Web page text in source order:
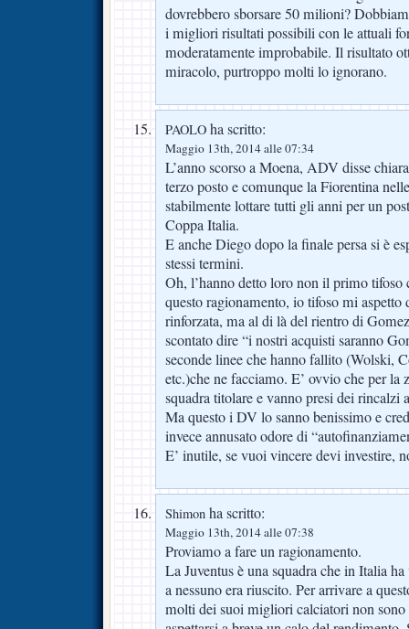
dovrebbero sborsare 50 milioni?
i migliori risultati possibili con le attuali
moderatamente improbabile. Il risultato
miracolo, purtroppo molti lo ignorano.
PAOLO ha scritto:
Maggio 13th, 2014 alle 07:34
L’anno scorso a Moena, ADV disse
terzo posto e comunque la Fiorentina
stabilmente lottare tutti gli anni per un
Coppa Italia.
E anche Diego dopo la finale persa si è
stessi termini.
Oh, l’hanno detto loro non il primo tifoso
questo ragionamento, io tifoso mi aspetto
rinforzata, ma al di là del rientro di
scontato dire “i nostri acquisti saranno
seconde linee che hanno fallito (Wolski,
etc.)che ne facciamo. E’ ovvio che per la
squadra titolare e vanno presi dei rincalzi
Ma questo i DV lo sanno benissimo e
invece annusato odore di
E’ inutile, se vuoi vincere devi investire,
Shimon ha scritto:
Maggio 13th, 2014 alle 07:38
Proviamo a fare un ragionamento.
La Juventus è una squadra che in Italia
a nessuno era riuscito. Per arrivare a
molti dei suoi migliori calciatori non